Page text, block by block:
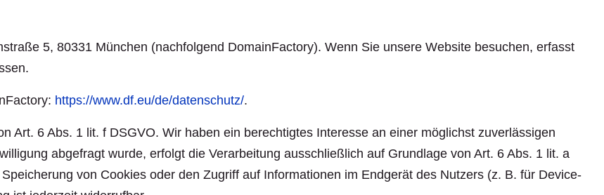
5, 80331 München (nachfolgend DomainFactory). Wenn Sie unsere Website besuchen, erfasst
https://www.df.eu/de/datenschutz/.
Art. 6 Abs. 1 lit. f DSGVO. Wir haben ein berechtigtes Interesse an einer möglichst zuverlässigen
abgefragt wurde, erfolgt die Verarbeitung ausschließlich auf Grundlage von Art. 6 Abs. 1 lit. a
von Cookies oder den Zugriff auf Informationen im Endgerät des Nutzers (z. B. für Device-